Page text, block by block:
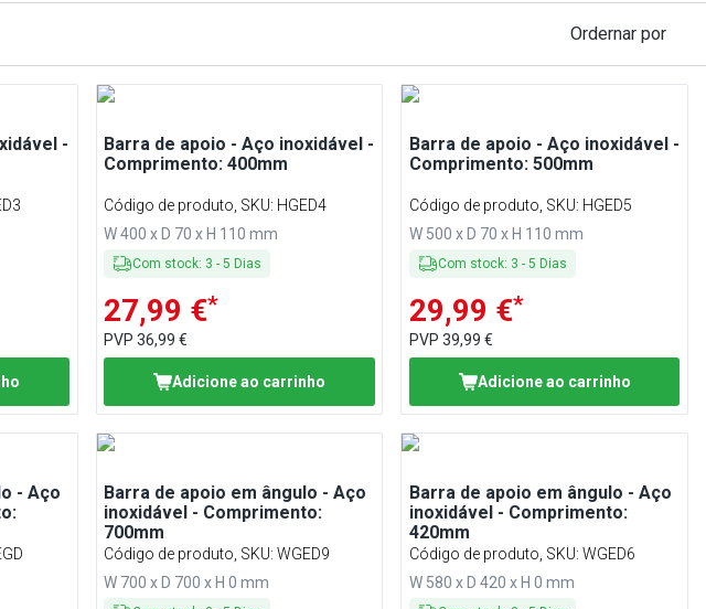
Ordernar por
-
Barra de apoio - Aço inoxidável -
Comprimento: 400mm
Código de produto, SKU: HGED4
W 400 x D 70 x H 110 mm
Com stock: 3 -5 Dias
27,99 €*
PVP36,99 €
Adicione ao carrinho
Barra de apoio - Aço inoxidável -
Comprimento: 500mm
Código de produto, SKU: HGED5
W 500 x D 70 x H 110 mm
Com stock: 3 - 5 Dias
29,99 €*
PVP 39,99 €
Adicione ao carrinho
- Aço
Barra de apoio em ângulo - Aço
inoxidável - Comprimento:
700mm
Código de produto, SKU:WGED9
W 700 x D 700 x H 0 mm
Barra de apoio em ângulo - Aço
inoxidável - Comprimento:
420mm
Código de produto, SKU: WGED6
W 580 x D 420 x H 0 mm